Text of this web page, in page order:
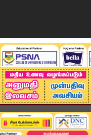
தமிழ்நாடு சினிமா